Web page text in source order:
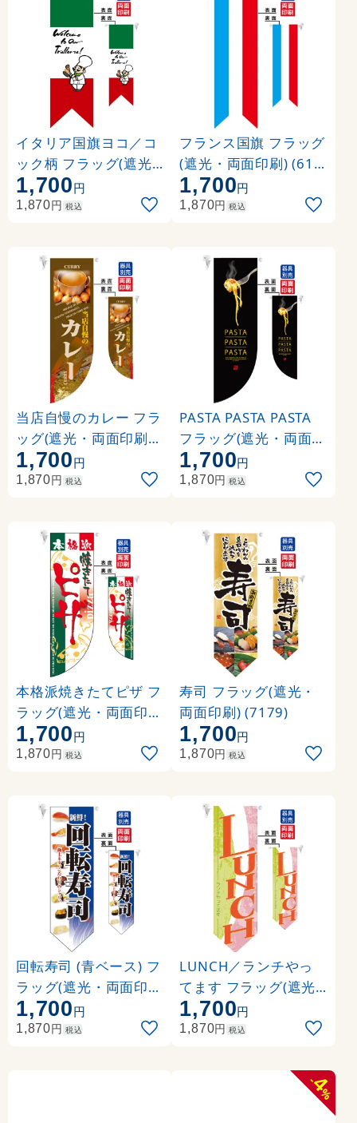
イタリア国旗ヨコ／コ
ック柄 フラッグ(遮光
・両面印刷) (61182)
1,700円
1,870円 税込
フランス国旗 フラッグ
(遮光・両面印刷) (611
77)
1,700円
1,870円 税込
当店自慢のカレー フラ
ッグ(遮光・両面印刷) (
6011)
1,700円
1,870円 税込
PASTA PASTA PASTA
フラッグ(遮光・両面印
刷) (6042)
1,700円
1,870円 税込
本格派焼きたてピザ フ
ラッグ(遮光・両面印刷
) (6016)
1,700円
1,870円 税込
寿司 フラッグ(遮光・
両面印刷) (7179)
1,700円
1,870円 税込
回転寿司 (青ベース) フ
ラッグ(遮光・両面印刷
) (7180)
1,700円
1,870円 税込
LUNCH／ランチやっ
てます フラッグ(遮光
・両面印刷) (61184)
1,700円
1,870円 税込
-
4
%